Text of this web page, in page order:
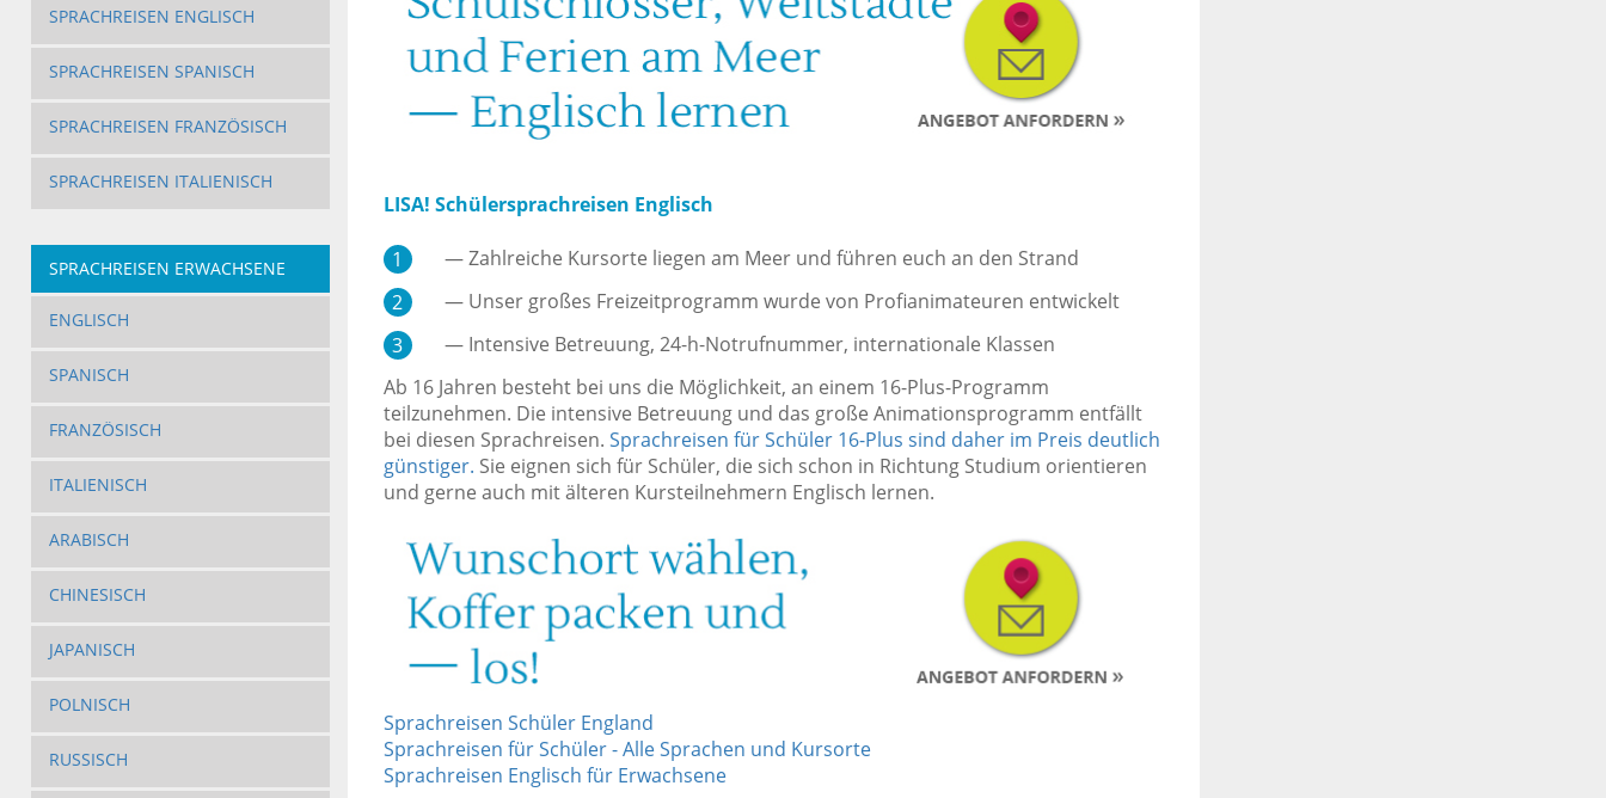
SPRACHREISEN ENGLISCH
SPRACHREISEN SPANISCH
SPRACHREISEN FRANZÖSISCH
SPRACHREISEN ITALIENISCH
SPRACHREISEN ERWACHSENE
ENGLISCH
SPANISCH
FRANZÖSISCH
ITALIENISCH
ARABISCH
CHINESISCH
JAPANISCH
POLNISCH
RUSSISCH
LISA! Schülersprachreisen Englisch
— Zahlreiche Kursorte liegen am Meer und führen euch an den Strand
— Unser großes Freizeitprogramm wurde von Profianimateuren entwickelt
— Intensive Betreuung, 24-h-Notrufnummer, internationale Klassen
Ab 16 Jahren besteht bei uns die Möglichkeit, an einem 16-Plus-Programm
teilzunehmen. Die intensive Betreuung und das große Animationsprogramm entfällt
bei diesen Sprachreisen. Sprachreisen für Schüler 16-Plus sind daher im Preis deutlich
günstiger. Sie eignen sich für Schüler, die sich schon in Richtung Studium orientieren
und gerne auch mit älteren Kursteilnehmern Englisch lernen.
Sprachreisen Schüler England
Sprachreisen für Schüler - Alle Sprachen und Kursorte
Sprachreisen Englisch für Erwachsene